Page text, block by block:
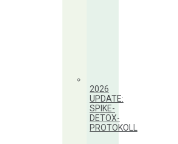
2026
UPDATE:
SPIKE-
DETOX-
PROTOKOLL